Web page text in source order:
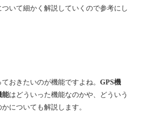
いて細かく解説していくので参考にし
おきたいのが機能ですよね。 GPS機
能はどういった機能なのかや、どういう
についても解説します。